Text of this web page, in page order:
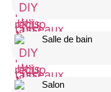
Salle de bain
Salon